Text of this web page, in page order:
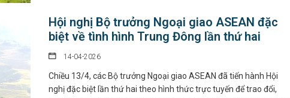
Hội nghị Bộ trưởng Ngoại giao ASEAN đặc
biệt về tình hình Trung Đông lần thứ hai
14-04-2026
Chiều 13/4, các Bộ trưởng Ngoại giao ASEAN đã tiến hành Hội
nghị đặc biệt lần thứ hai theo hình thức trực tuyến để trao đổi,